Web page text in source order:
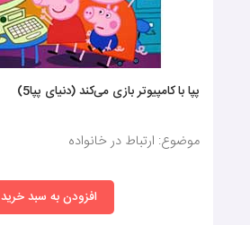
پپا با کامپیوتر بازی می‌کند (دنیای پپا5)
موضوع: ارتباط در خانواده
افزودن به سبد خرید